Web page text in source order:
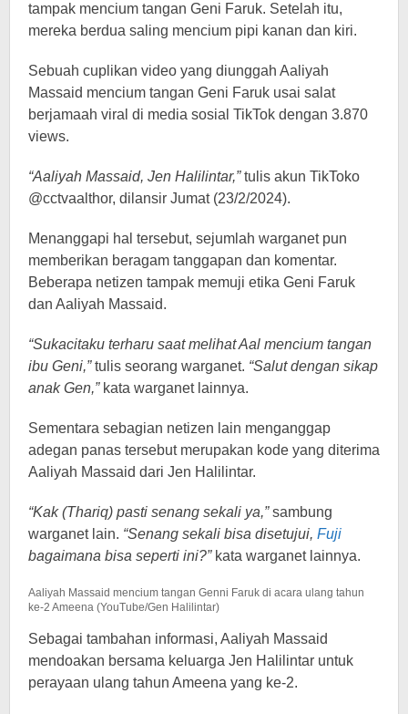
tampak mencium tangan Geni Faruk. Setelah itu,
mereka berdua saling mencium pipi kanan dan kiri.
Sebuah cuplikan video yang diunggah Aaliyah
Massaid mencium tangan Geni Faruk usai salat
berjamaah viral di media sosial TikTok dengan 3.870
views.
“Aaliyah Massaid, Jen Halilintar,”tulis akun TikToko
@cctvaalthor, dilansir Jumat (23/2/2024).
Menanggapi hal tersebut, sejumlah warganet pun
memberikan beragam tanggapan dan komentar.
Beberapa netizen tampak memuji etika Geni Faruk
dan Aaliyah Massaid.
“Sukacitaku terharu saat melihat Aal mencium tangan
ibu Geni,”tulis seorang warganet. “Salut dengan sikap
anak Gen,”kata warganet lainnya.
Sementara sebagian netizen lain menganggap
adegan panas tersebut merupakan kode yang diterima
Aaliyah Massaid dari Jen Halilintar.
“Kak (Thariq) pasti senang sekali ya,”sambung
warganet lain. “Senang sekali bisa disetujui, Fuji
bagaimana bisa seperti ini?”kata warganet lainnya.
Aaliyah Massaid mencium tangan Genni Faruk di acara ulang tahun
ke-2 Ameena (YouTube/Gen Halilintar)
Sebagai tambahan informasi, Aaliyah Massaid
mendoakan bersama keluarga Jen Halilintar untuk
perayaan ulang tahun Ameena yang ke-2.